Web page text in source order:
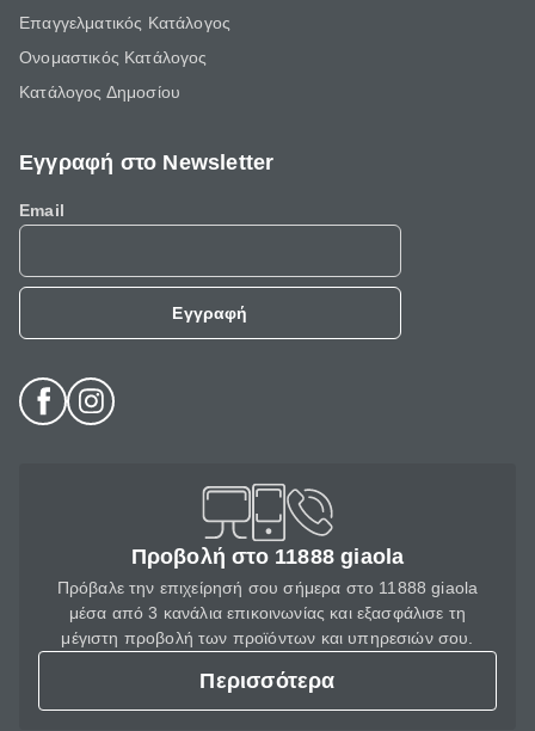
Επαγγελματικός Κατάλογος
Ονομαστικός Κατάλογος
Κατάλογος Δημοσίου
Εγγραφή στο Newsletter
Email
Εγγραφή
Προβολή στο 11888 giaola
Πρόβαλε την επιχείρησή σου σήμερα στο 11888 giaola
μέσα από 3 κανάλια επικοινωνίας και εξασφάλισε τη
μέγιστη προβολή των προϊόντων και υπηρεσιών σου.
Περισσότερα